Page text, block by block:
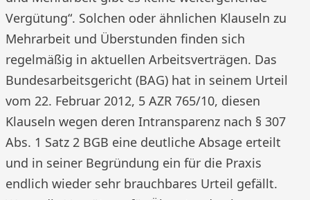
Vergütung“. Solchen oder ähnlichen Klauseln zu
Mehrarbeit und Überstunden finden sich
regelmäßig in aktuellen Arbeitsverträgen. Das
Bundesarbeitsgericht (BAG) hat in seinem Urteil
vom 22. Februar 2012, 5 AZR 765/10, diesen
Klauseln wegen deren Intransparenz nach § 307
Abs. 1 Satz 2 BGB eine deutliche Absage erteilt
und in seiner Begründung ein für die Praxis
endlich wieder sehr brauchbares Urteil gefällt.